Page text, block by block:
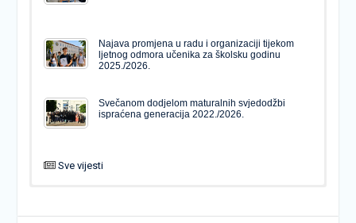
Najava promjena u radu i organizaciji tijekom
ljetnog odmora učenika za školsku godinu
2025./2026.
Svečanom dodjelom maturalnih svjedodžbi
ispraćena generacija 2022./2026.
Sve vijesti